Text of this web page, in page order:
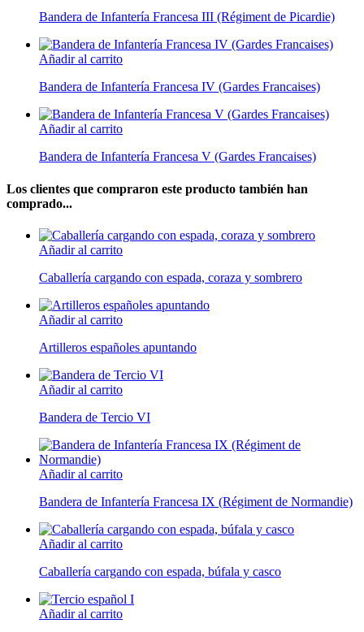
Bandera de Infantería Francesa III (Régiment de Picardie)
Añadir al carrito
Bandera de Infantería Francesa IV (Gardes Francaises)
Añadir al carrito
Bandera de Infantería Francesa V (Gardes Francaises)
Los clientes que compraron este producto también han
comprado...
Añadir al carrito
Caballería cargando con espada, coraza y sombrero
Añadir al carrito
Artilleros españoles apuntando
Añadir al carrito
Bandera de Tercio VI
Añadir al carrito
Bandera de Infantería Francesa IX (Régiment de Normandie)
Añadir al carrito
Caballería cargando con espada, búfala y casco
Añadir al carrito